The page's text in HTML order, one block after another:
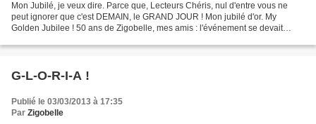
Mon Jubilé, je veux dire. Parce que, Lecteurs Chéris, nul d'entre vous ne
peut ignorer que c'est DEMAIN, le GRAND JOUR ! Mon jubilé d'or. My
Golden Jubilee ! 50 ans de Zigobelle, mes amis : l'événement se devait
G-L-O-R-I-A !
Publié le 03/03/2013 à 17:35
Par Zigobelle